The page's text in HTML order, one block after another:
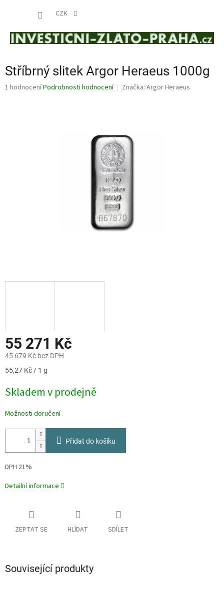
CZK
Stříbrný slitek Argor Heraeus 1000g
Průměrné
1 hodnoceníPodrobnosti hodnocení Značka: Argor Heraeus
55 271 Kč
45 679 Kč bez DPH
Měrná
55,27 Kč / 1 g
Skladem v prodejně
Možnosti doručení
Přidat do košíku
DPH 21%
Detailní informace
ZEPTAT SE HLÍDAT SDÍLET
Související produkty